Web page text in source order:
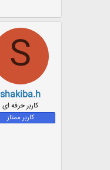
S
shakiba.h
کاربر حرفه ای
کاربر ممتاز